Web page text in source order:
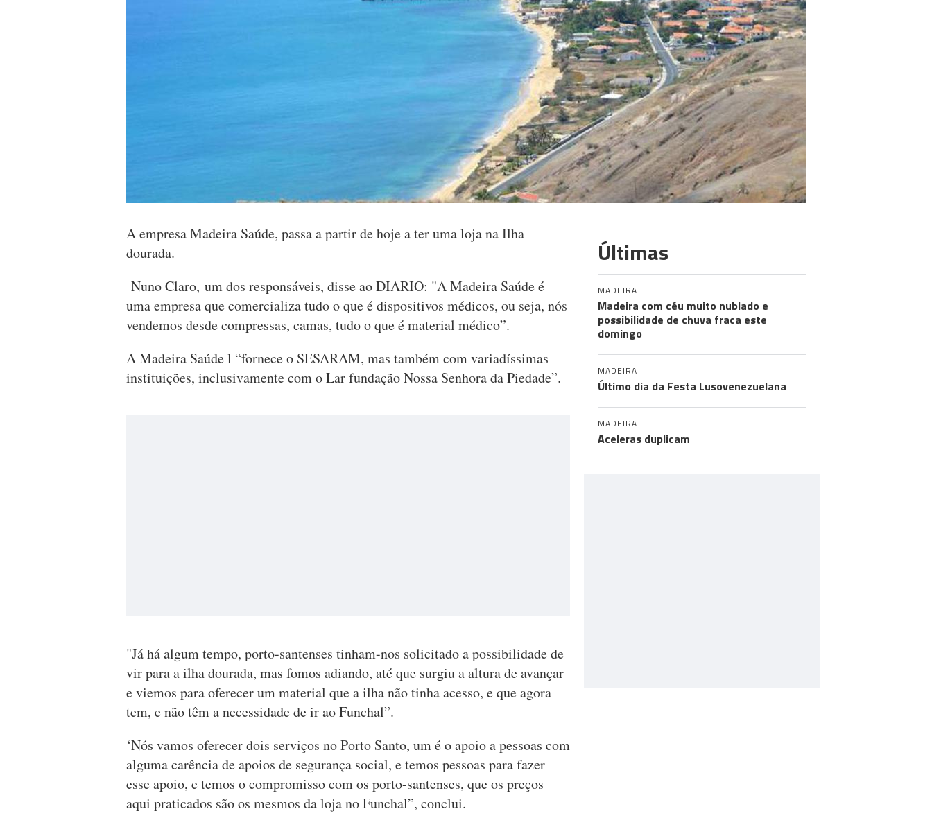
A empresa Madeira Saúde, passa a partir de hoje a ter uma loja na Ilha
dourada.
Nuno Claro, um dos responsáveis, disse ao DIARIO: "A Madeira Saúde é
uma empresa que comercializa tudo o que é dispositivos médicos, ou seja, nós
vendemos desde compressas, camas, tudo o que é material médico”.
A Madeira Saúde l “fornece o SESARAM, mas também com variadíssimas
instituições, inclusivamente com o Lar fundação Nossa Senhora da Piedade”.
"Já há algum tempo, porto-santenses tinham-nos solicitado a possibilidade de
vir para a ilha dourada, mas fomos adiando, até que surgiu a altura de avançar
e viemos para oferecer um material que a ilha não tinha acesso, e que agora
tem, e não têm a necessidade de ir ao Funchal”.
‘Nós vamos oferecer dois serviços no Porto Santo, um é o apoio a pessoas com
alguma carência de apoios de segurança social, e temos pessoas para fazer
esse apoio, e temos o compromisso com os porto-santenses, que os preços
aqui praticados são os mesmos da loja no Funchal”, conclui.
Últimas
MADEIRA
Madeira com céu muito nublado e
possibilidade de chuva fraca este
domingo
MADEIRA
Último dia da Festa Lusovenezuelana
MADEIRA
Aceleras duplicam